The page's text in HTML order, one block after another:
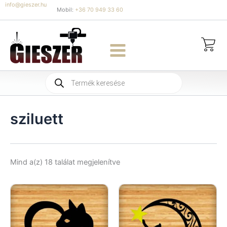
Skip
to
content
info@gieszer.hu
Mobil: +36 70 949 33 60
Products
search
sziluett
Mind a(z) 18 találat megjelenítveSorted